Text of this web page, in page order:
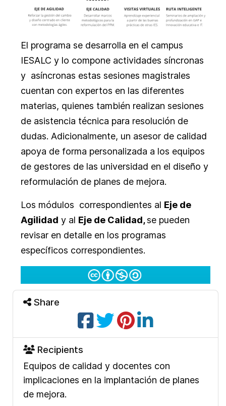
El programa se desarrolla en el campus
IESALC y lo compone actividades síncronas
y asíncronas estas sesiones magistrales
cuentan con expertos en las diferentes
materias, quienes también realizan sesiones
de asistencia técnica para resolución de
dudas. Adicionalmente, un asesor de calidad
apoya de forma personalizada a los equipos
de gestores de las universidad en el diseño y
reformulación de planes de mejora.
Los módulos correspondientes al Eje de
Agilidad y al Eje de Calidad,se pueden
revisar en detalle en los programas
específicos correspondientes.
Share
Recipients
Equipos de calidad y docentes con
implicaciones en la implantación de planes
de mejora.